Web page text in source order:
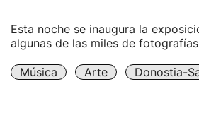
Esta noche se inaugura la
algunas de las miles de
Música Arte Donostia-